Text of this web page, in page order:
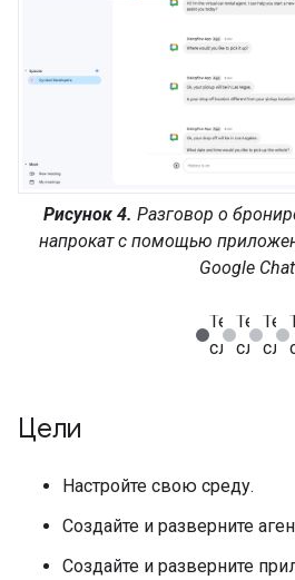
Рисунок 4. Разговор о
напрокат с помощью
Google
Цели
Настройте свою среду.
Создайте и разверните
Создайте и разверните